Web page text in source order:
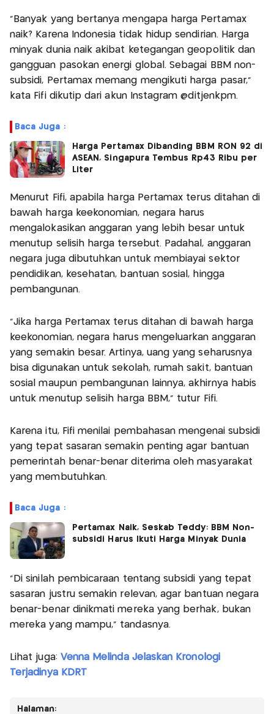
"Banyak yang bertanya mengapa harga Pertamax
naik? Karena Indonesia tidak hidup sendirian. Harga
minyak dunia naik akibat ketegangan geopolitik dan
gangguan pasokan energi global. Sebagai BBM non-
subsidi, Pertamax memang mengikuti harga pasar,"
kata Fifi dikutip dari akun Instagram @ditjenkpm.
Baca Juga :
Harga Pertamax Dibanding BBM RON 92 di
ASEAN, Singapura Tembus Rp43 Ribu per
Liter
Menurut Fifi, apabila harga Pertamax terus ditahan di
bawah harga keekonomian, negara harus
mengalokasikan anggaran yang lebih besar untuk
menutup selisih harga tersebut. Padahal, anggaran
negara juga dibutuhkan untuk membiayai sektor
pendidikan, kesehatan, bantuan sosial, hingga
pembangunan.
"Jika harga Pertamax terus ditahan di bawah harga
keekonomian, negara harus mengeluarkan anggaran
yang semakin besar. Artinya, uang yang seharusnya
bisa digunakan untuk sekolah, rumah sakit, bantuan
sosial maupun pembangunan lainnya, akhirnya habis
untuk menutup selisih harga BBM," tutur Fifi.
Karena itu, Fifi menilai pembahasan mengenai subsidi
yang tepat sasaran semakin penting agar bantuan
pemerintah benar-benar diterima oleh masyarakat
yang membutuhkan.
Baca Juga :
Pertamax Naik, Seskab Teddy: BBM Non-
subsidi Harus Ikuti Harga Minyak Dunia
"Di sinilah pembicaraan tentang subsidi yang tepat
sasaran justru semakin relevan, agar bantuan negara
benar-benar dinikmati mereka yang berhak, bukan
mereka yang mampu," tandasnya.
Lihat juga: Venna Melinda Jelaskan Kronologi
Terjadinya KDRT
Halaman: